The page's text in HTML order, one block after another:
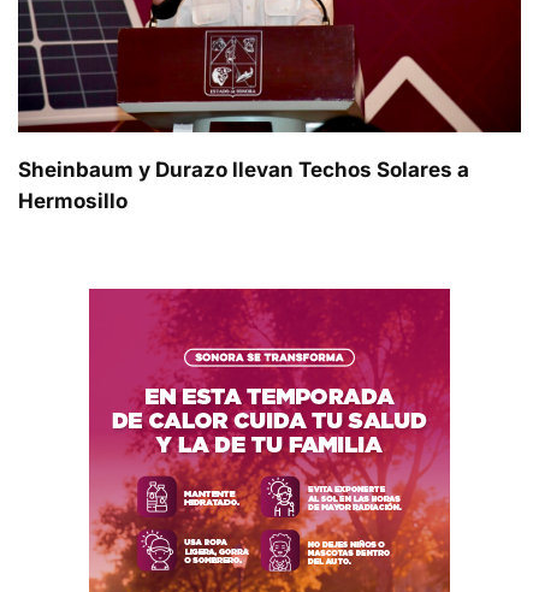
Sheinbaum y Durazo llevan Techos Solares a
Hermosillo